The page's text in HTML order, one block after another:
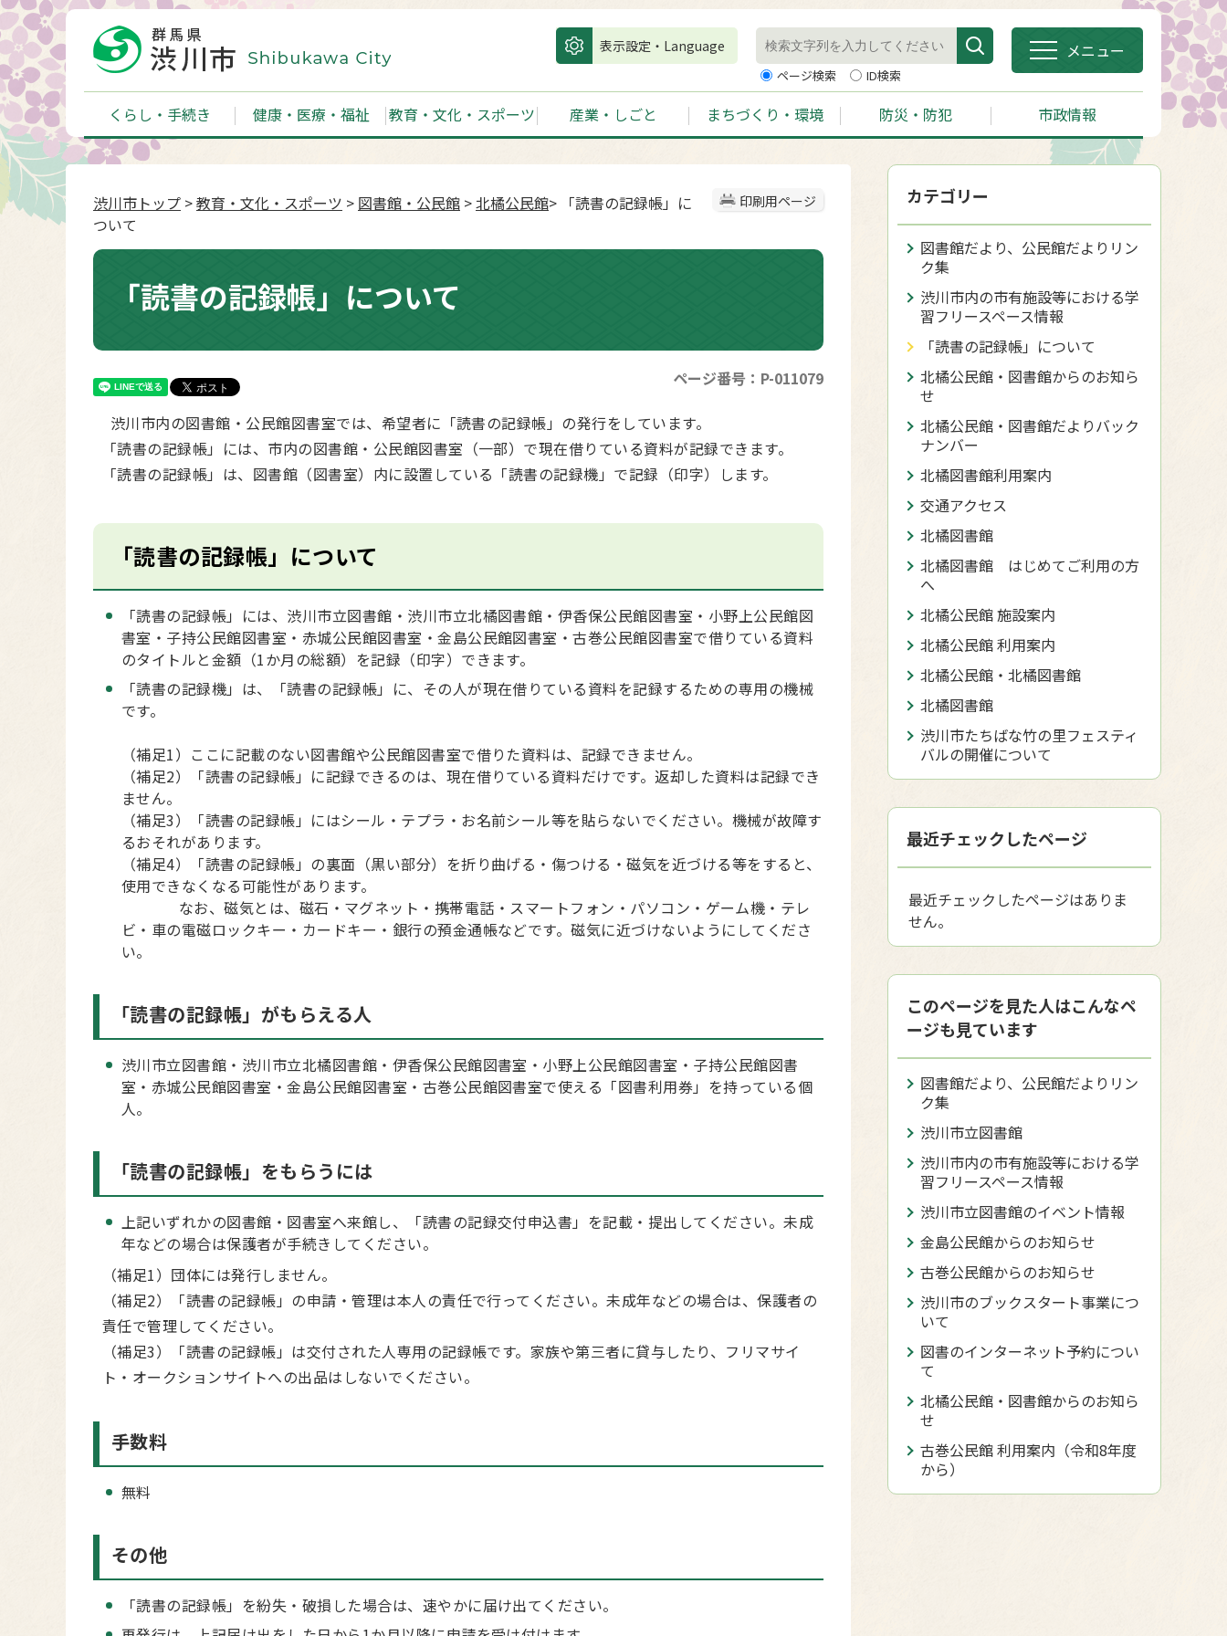
表示設定・Language
ページ検索 ID検索
メニュー
くらし・手続き 健康・医療・福祉 教育・文化・スポーツ 産業・しごと まちづくり・環境 防災・防犯 市政情報
印刷用ページ
渋川市トップ >教育・文化・スポーツ > 図書館・公民館 >北橘公民館> 「読書の記録帳」に
ついて
「読書の記録帳」について
ページ番号：P-011079
渋川市内の図書館・公民館図書室では、希望者に「読書の記録帳」の発行をしています。
「読書の記録帳」には、市内の図書館・公民館図書室（一部）で現在借りている資料が記録できます。
「読書の記録帳」は、図書館（図書室）内に設置している「読書の記録機」で記録（印字）します。
「読書の記録帳」について
「読書の記録帳」には、渋川市立図書館・渋川市立北橘図書館・伊香保公民館図書室・小野上公民館図
書室・子持公民館図書室・赤城公民館図書室・金島公民館図書室・古巻公民館図書室で借りている資料
のタイトルと金額（1か月の総額）を記録（印字）できます。
「読書の記録機」は、「読書の記録帳」に、その人が現在借りている資料を記録するための専用の機械
です。
（補足1）ここに記載のない図書館や公民館図書室で借りた資料は、記録できません。
（補足2）「読書の記録帳」に記録できるのは、現在借りている資料だけです。返却した資料は記録でき
ません。
（補足3）「読書の記録帳」にはシール・テプラ・お名前シール等を貼らないでください。機械が故障す
るおそれがあります。
（補足4）「読書の記録帳」の裏面（黒い部分）を折り曲げる・傷つける・磁気を近づける等をすると、
使用できなくなる可能性があります。
なお、磁気とは、磁石・マグネット・携帯電話・スマートフォン・パソコン・ゲーム機・テレ
ビ・車の電磁ロックキー・カードキー・銀行の預金通帳などです。磁気に近づけないようにしてくださ
い。
「読書の記録帳」がもらえる人
渋川市立図書館・渋川市立北橘図書館・伊香保公民館図書室・小野上公民館図書室・子持公民館図書
室・赤城公民館図書室・金島公民館図書室・古巻公民館図書室で使える「図書利用券」を持っている個
人。
「読書の記録帳」をもらうには
上記いずれかの図書館・図書室へ来館し、「読書の記録交付申込書」を記載・提出してください。未成
年などの場合は保護者が手続きしてください。
（補足1）団体には発行しません。
（補足2）「読書の記録帳」の申請・管理は本人の責任で行ってください。未成年などの場合は、保護者の
責任で管理してください。
（補足3）「読書の記録帳」は交付された人専用の記録帳です。家族や第三者に貸与したり、フリマサイ
ト・オークションサイトへの出品はしないでください。
手数料
無料
その他
「読書の記録帳」を紛失・破損した場合は、速やかに届け出てください。
カテゴリー
図書館だより、公民館だよりリン
ク集
渋川市内の市有施設等における学
習フリースペース情報
「読書の記録帳」について
北橘公民館・図書館からのお知ら
せ
北橘公民館・図書館だよりバック
ナンバー
北橘図書館利用案内
交通アクセス
北橘図書館
北橘図書館 はじめてご利用の方
へ
北橘公民館 施設案内
北橘公民館 利用案内
北橘公民館・北橘図書館
北橘図書館
渋川市たちばな竹の里フェスティ
バルの開催について
最近チェックしたページ
最近チェックしたページはありま
せん。
このページを見た人はこんなペ
ージも見ています
図書館だより、公民館だよりリン
ク集
渋川市立図書館
渋川市内の市有施設等における学
習フリースペース情報
渋川市立図書館のイベント情報
金島公民館からのお知らせ
古巻公民館からのお知らせ
渋川市のブックスタート事業につ
いて
図書のインターネット予約につい
て
北橘公民館・図書館からのお知ら
せ
古巻公民館 利用案内（令和8年度
から）